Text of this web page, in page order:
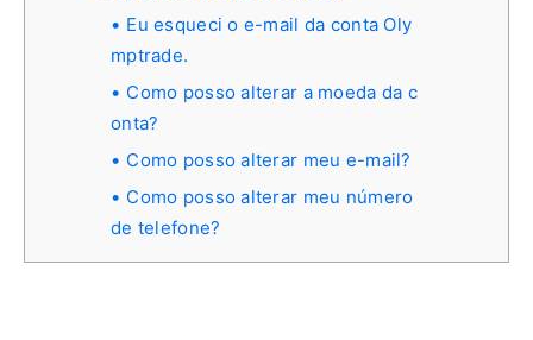
Eu esqueci o e-mail da conta Oly
mptrade.
Como posso alterar a moeda da c
onta?
Como posso alterar meu e-mail?
Como posso alterar meu número
de telefone?